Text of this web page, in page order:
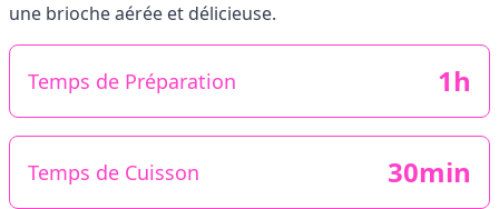
une brioche aérée et délicieuse.
Temps de Préparation 1h
Temps de Cuisson 30min